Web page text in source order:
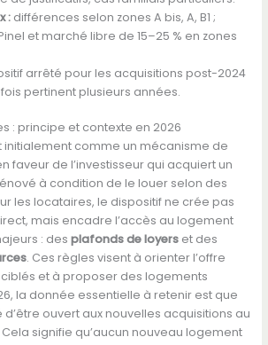
:différences selon zones A bis, A, B1 ;
et marché libre de 15–25 % en zones
arrêté pour les acquisitions post-2024
pertinent plusieurs années.
: principe et contexte en 2026
initialement comme un mécanisme de
faveur de l’investisseur qui acquiert un
à condition de le louer selon des
les locataires, le dispositif ne crée pas
mais encadre l’accès au logement
: des plafonds de loyerset des
. Ces règles visent à orienter l’offre
et à proposer des logements
la donnée essentielle à retenir est que
ouvert aux nouvelles acquisitions au
signifie qu’aucun nouveau logement